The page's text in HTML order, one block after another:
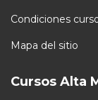
Condiciones
Mapa del sitio
Cursos Alta